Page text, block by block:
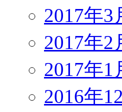
2017年3
2017年2
2017年1
2016年